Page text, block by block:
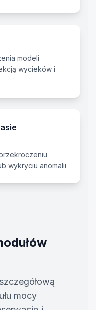
modeli
wycieków i
wykryciu anomalii
mocy